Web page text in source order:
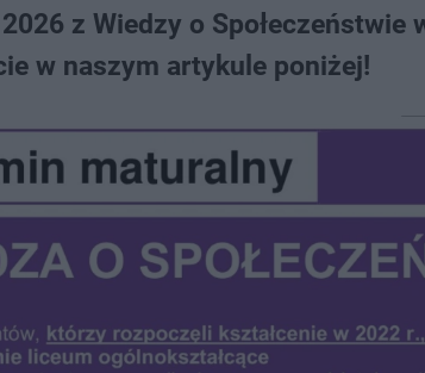
z Wiedzy o Społeczeństwie
w naszym artykule poniżej!